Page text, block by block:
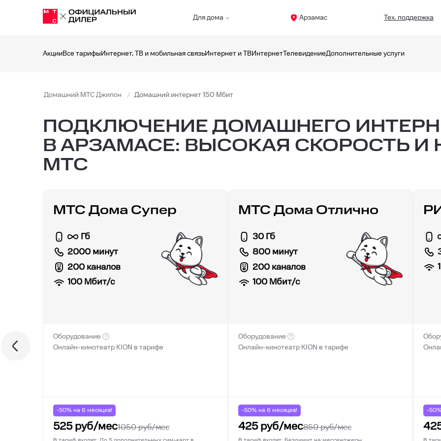
Для дома Арзамас Тех. поддержка
АкцииВсе тарифыИнтернет, ТВ и мобильная связьИнтернет и ТВИнтернетТелевидениеДополнительные услуги
Домашний МТС Джипон Домашний интернет 150 Мбит
ПОДКЛЮЧЕНИЕ ДОМАШНЕГО
В АРЗАМАСЕ: ВЫСОКАЯ СКОРОСТЬ
МТС
МТС Дома Супер
Гб
2000 минут
200 каналов
100 Мбит/с
Оборудование
Онлайн-кинотеатр KION в тарифе
-50% на 6 месяцев!
525руб/мес1050руб/мес
МТС Дома Отлично
30 Гб
800 минут
200 каналов
100Мбит/с
Оборудование
Онлайн-кинотеатр KION в тарифе
-50% на 6 месяцев!
425руб/мес850руб/мес
-